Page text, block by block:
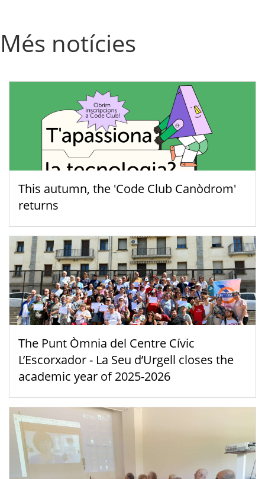
Més notícies
This autumn, the 'Code Club Canòdrom'
returns
The Punt Òmnia del Centre Cívic
L’Escorxador - La Seu d’Urgell closes the
academic year of 2025-2026